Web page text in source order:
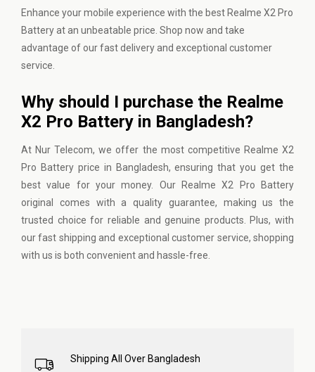
Enhance your mobile experience with the best Realme X2 Pro
Battery at an unbeatable price. Shop now and take
advantage of our fast delivery and exceptional customer
service.
Why should I purchase the Realme
X2 Pro Battery in Bangladesh?
At Nur Telecom, we offer the most competitive Realme X2
Pro Battery price in Bangladesh, ensuring that you get the
best value for your money. Our Realme X2 Pro Battery
original comes with a quality guarantee, making us the
trusted choice for reliable and genuine products. Plus, with
our fast shipping and exceptional customer service, shopping
with us is both convenient and hassle-free.
Shipping All Over Bangladesh